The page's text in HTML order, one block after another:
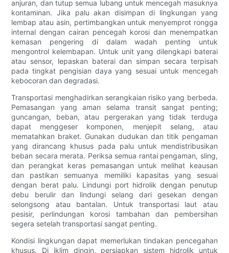
anjuran, dan tutup semua lubang untuk mencegah masuknya
kontaminan. Jika palu akan disimpan di lingkungan yang
lembap atau asin, pertimbangkan untuk menyemprot rongga
internal dengan cairan pencegah korosi dan menempatkan
kemasan pengering di dalam wadah penting untuk
mengontrol kelembapan. Untuk unit yang dilengkapi baterai
atau sensor, lepaskan baterai dan simpan secara terpisah
pada tingkat pengisian daya yang sesuai untuk mencegah
kebocoran dan degradasi.
Transportasi menghadirkan serangkaian risiko yang berbeda.
Pemasangan yang aman selama transit sangat penting;
guncangan, beban, atau pergerakan yang tidak terduga
dapat menggeser komponen, menjepit selang, atau
mematahkan braket. Gunakan dudukan dan titik pengaman
yang dirancang khusus pada palu untuk mendistribusikan
beban secara merata. Periksa semua rantai pengaman, sling,
dan perangkat keras pemasangan untuk melihat keausan
dan pastikan semuanya memiliki kapasitas yang sesuai
dengan berat palu. Lindungi port hidrolik dengan penutup
debu berulir dan lindungi selang dari gesekan dengan
selongsong atau bantalan. Untuk transportasi laut atau
pesisir, perlindungan korosi tambahan dan pembersihan
segera setelah transportasi sangat penting.
Kondisi lingkungan dapat memerlukan tindakan pencegahan
khusus. Di iklim dingin, persiapkan sistem hidrolik untuk